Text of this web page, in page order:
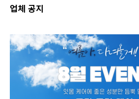
업체 공지